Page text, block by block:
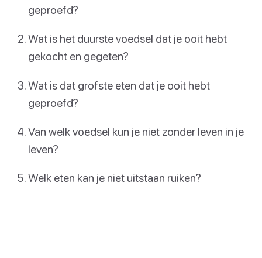
geproefd?
Wat is het duurste voedsel dat je ooit hebt
gekocht en gegeten?
Wat is dat grofste eten dat je ooit hebt
geproefd?
Van welk voedsel kun je niet zonder leven in je
leven?
Welk eten kan je niet uitstaan ruiken?